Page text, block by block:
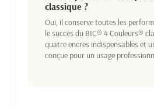
classique ?
Oui, il conserve toutes les
le succès du BIC® 4 Couleurs®
quatre encres indispensables et
conçue pour un usage